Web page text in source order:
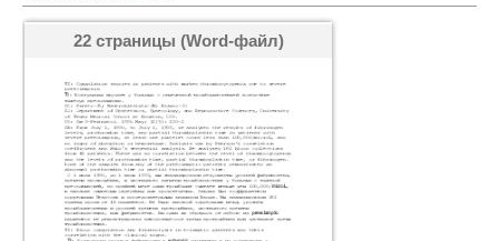
22 страницы (Word-файл)